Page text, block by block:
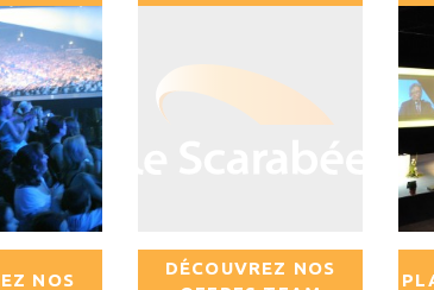
NOS
DÉCOUVREZ NOS